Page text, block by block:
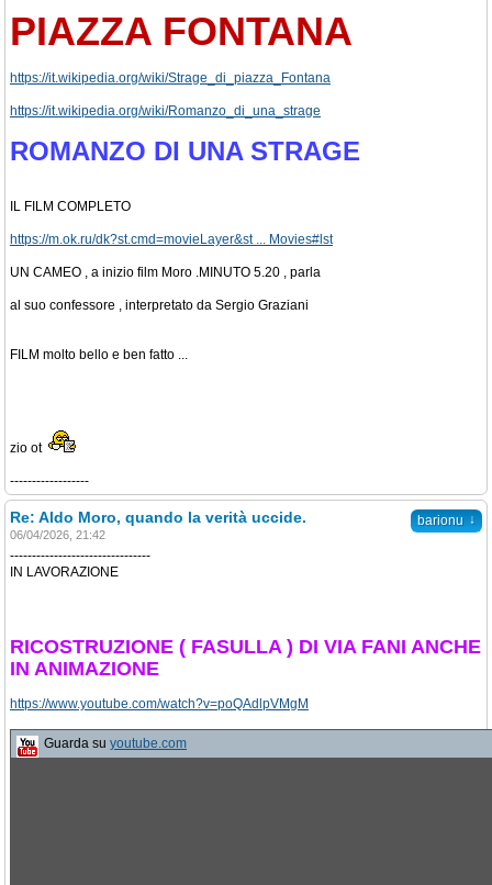
PIAZZA FONTANA
https://it.wikipedia.org/wiki/Strage_di_piazza_Fontana
https://it.wikipedia.org/wiki/Romanzo_di_una_strage
ROMANZO DI UNA STRAGE
IL FILM COMPLETO
https://m.ok.ru/dk?st.cmd=movieLayer&st ... Movies#lst
UN CAMEO , a inizio film Moro .MINUTO 5.20 , parla
al suo confessore , interpretato da Sergio Graziani
FILM molto bello e ben fatto ...
zio ot
------------------
barionu ↓
Re: Aldo Moro, quando la verità uccide.
06/04/2026, 21:42
--------------------------------
IN LAVORAZIONE
RICOSTRUZIONE ( FASULLA ) DI VIA FANI ANCHE
IN ANIMAZIONE
https://www.youtube.com/watch?v=poQAdlpVMgM
Guarda su youtube.com